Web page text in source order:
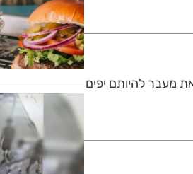
מעבר להיותם יפים